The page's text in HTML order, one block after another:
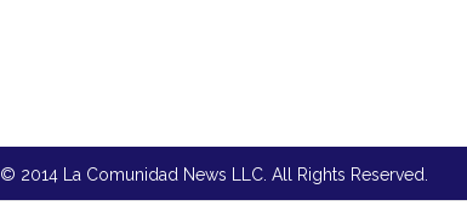
© 2014 La Comunidad News LLC. All Rights Reserved.